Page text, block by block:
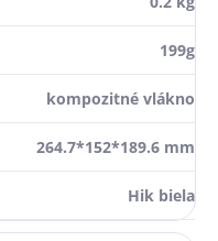
199g
kompozitné vlákno
264.7*152*189.6 mm
Hik biela